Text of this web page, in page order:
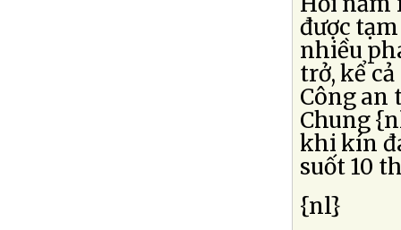
được
nhiều
trở, kể
Công an
Chung
khi kín
suốt 10
{nl}